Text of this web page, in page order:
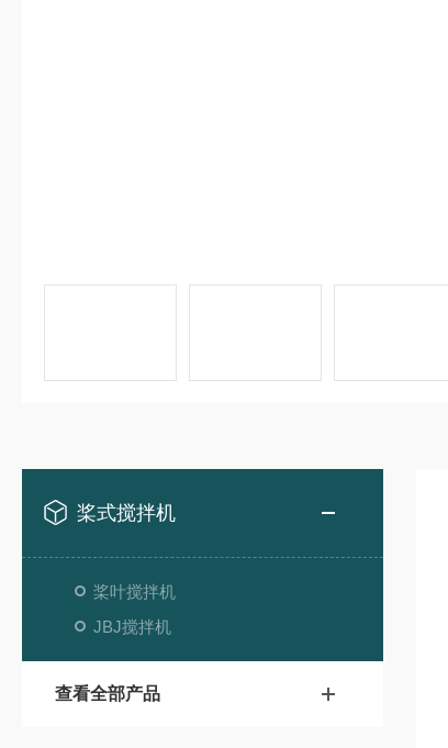
桨式搅拌机
桨叶搅拌机
JBJ搅拌机
查看全部产品